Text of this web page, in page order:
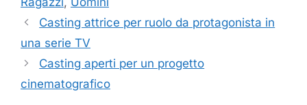
Casting attrice per ruolo da protagonista in
una serie TV
Casting aperti per un progetto
cinematografico